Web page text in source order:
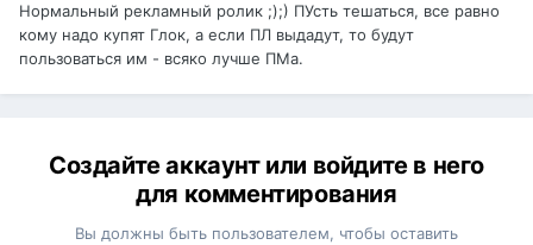
Нормальный рекламный ролик ;);) ПУсть тешаться, все равно
кому надо купят Глок, а если ПЛ выдадут, то будут
пользоваться им - всяко лучше ПМа.
Создайте аккаунт или войдите в него
для комментирования
Вы должны быть пользователем, чтобы оставить